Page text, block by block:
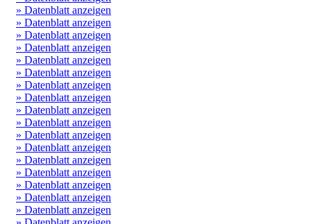
» Datenblatt anzeigen
» Datenblatt anzeigen
» Datenblatt anzeigen
» Datenblatt anzeigen
» Datenblatt anzeigen
» Datenblatt anzeigen
» Datenblatt anzeigen
» Datenblatt anzeigen
» Datenblatt anzeigen
» Datenblatt anzeigen
» Datenblatt anzeigen
» Datenblatt anzeigen
» Datenblatt anzeigen
» Datenblatt anzeigen
» Datenblatt anzeigen
» Datenblatt anzeigen
» Datenblatt anzeigen